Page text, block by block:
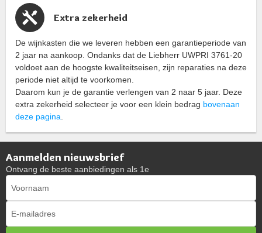
Extra zekerheid
De wijnkasten die we leveren hebben een garantieperiode van
2 jaar na aankoop. Ondanks dat de Liebherr UWPRI 3761-20
voldoet aan de hoogste kwaliteitseisen, zijn reparaties na deze
periode niet altijd te voorkomen.
Daarom kun je de garantie verlengen van 2 naar 5 jaar. Deze
extra zekerheid selecteer je voor een klein bedrag bovenaan
deze pagina
Aanmelden nieuwsbrief
Ontvang de beste aanbiedingen als 1e